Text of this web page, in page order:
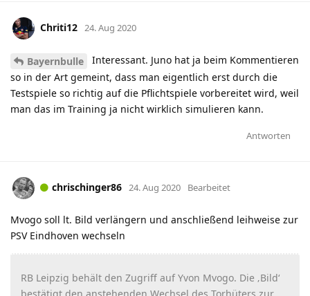
Chriti12 24. Aug 2020
Bayernbulle
Interessant. Juno hat ja beim Kommentieren
so in der Art gemeint, dass man eigentlich erst durch die
Testspiele so richtig auf die Pflichtspiele vorbereitet wird, weil
man das im Training ja nicht wirklich simulieren kann.
Antworten
chrischinger86 24. Aug 2020 Bearbeitet
Mvogo soll lt. Bild verlängern und anschließend leihweise zur
PSV Eindhoven wechseln
RB Leipzig behält den Zugriff auf Yvon Mvogo. Die ‚Bild‘